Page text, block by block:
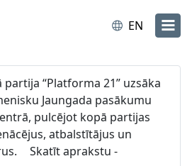
EN
“Platforma 21” uzsāka
Jaungada pasākumu
pulcējot kopā partijas
atbalstītājus un
Skatīt aprakstu -